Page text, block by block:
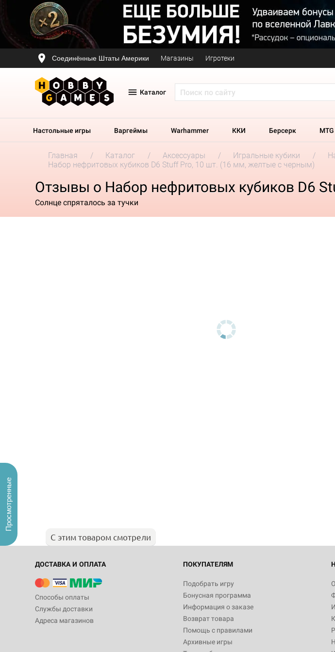
Соединённые Штаты Америки Магазины Игротеки
Каталог
Настольные игры Варгеймы Warhammer ККИ Берсерк MTG
Главная Каталог Аксессуары Игральные кубики
Набор нефритовых кубиков D6 Stuff Pro, 10 шт. (16 мм, желтые с черным)
Отзывы о Набор нефритовых кубиков D6
Солнце спряталось за тучки
С этим товаром смотрели
ДОСТАВКА И ОПЛАТА
Способы оплаты
Службы доставки
Адреса магазинов
ПОКУПАТЕЛЯМ
Подобрать игру
Бонусная программа
Информация о заказе
Возврат товара
Помощь с правилами
Архивные игры
Просмотренные